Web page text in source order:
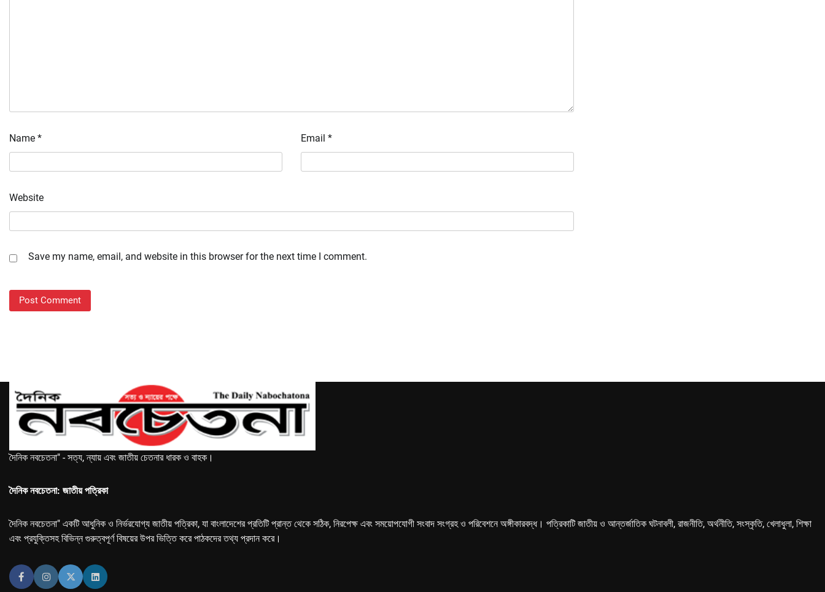
Name * Email *
Website
Save my name, email, and website in this browser for the next time I comment.
দৈনিক নবচেতনা" - সত্য, ন্যায় এবং জাতীয় চেতনার ধারক ও বাহক।
দৈনিক নবচেতনা: জাতীয় পত্রিকা
দৈনিক নবচেতনা" একটি আধুনিক ও নির্ভরযোগ্য জাতীয় পত্রিকা, যা বাংলাদেশের প্রতিটি প্রান্ত থেকে সঠিক, নিরপেক্ষ এবং সময়োপযোগী সংবাদ সংগ্রহ ও পরিবেশনে অঙ্গীকারবদ্ধ। পত্রিকাটি জাতীয় ও আন্তর্জাতিক ঘটনাবলী, রাজনীতি, অর্থনীতি, সংস্কৃতি, খেলাধুলা, শিক্ষা
এবং প্রযুক্তিসহ বিভিন্ন গুরুত্বপূর্ণ বিষয়ের উপর ভিত্তি করে পাঠকদের তথ্য প্রদান করে।